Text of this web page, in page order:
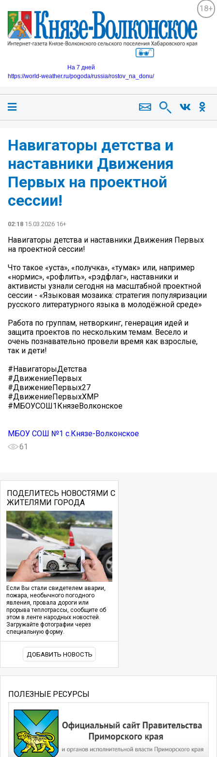
18+
На 7 дней
https://world-weather.ru/pogoda/russia/rostov_na_donu/
Навигаторы детства и
наставники Движения
Первых на проектной
сессии!
02:18 15.03.2026 16+
Навигаторы детства и наставники Движения Первых
на проектной сессии!
Что такое «уста», «получка», «тумак» или, например
«нормис», «рофлить», «рэдфлаг», наставники и
активисты узнали сегодня на масштабной проектной
сессии - «Языковая мозаика: стратегия популяризации
русского литературного языка в молодёжной среде»
Работа по группам, нетворкинг, генерация идей и
защита проектов по нескольким темам. Весело и
очень познавательно провели время как взрослые,
так и дети!
#НавигаторыДетства
#ДвижениеПервых
#ДвижениеПервых27
#ДвижениеПервыхХМР
#МБОУСОШ1КнязеВолконское
МБОУ СОШ №1 с.Князе-Волконское
61
ПОДЕЛИТЕСЬ НОВОСТЯМИ С
ЖИТЕЛЯМИ ГОРОДА
Если Вы стали свидетелем аварии,
пожара, необычного погодного
явления, провала дороги или
прорыва теплотрассы, сообщите об
этом в ленте народных новостей.
Загружайте фотографии через
специальную форму.
ДОБАВИТЬ НОВОСТЬ
ПОЛЕЗНЫЕ РЕСУРСЫ